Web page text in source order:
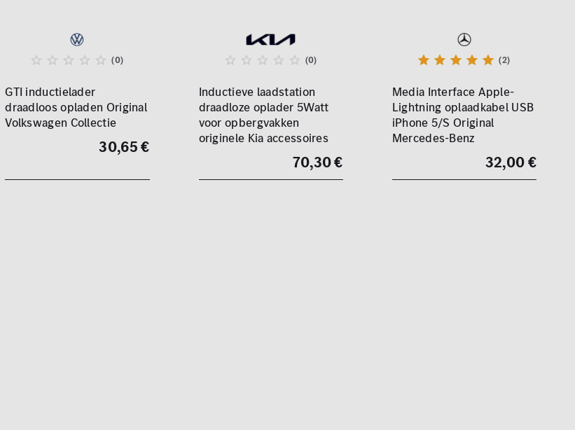
(0)
GTI inductielader
draadloos opladen Original
Volkswagen Collectie
30,65 €
(0)
Inductieve laadstation
draadloze oplader 5Watt
voor opbergvakken
originele Kia accessoires
70,30 €
(2)
Media Interface Apple-
Lightning oplaadkabel USB
iPhone 5/S Original
Mercedes-Benz
32,00 €